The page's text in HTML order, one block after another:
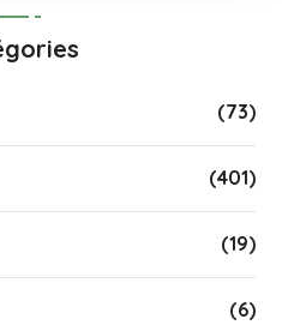
(73)
(401)
(19)
(6)